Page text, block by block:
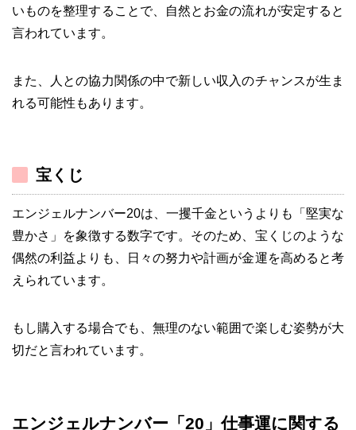
いものを整理することで、自然とお金の流れが安定すると
言われています。
また、人との協力関係の中で新しい収入のチャンスが生ま
れる可能性もあります。
宝くじ
エンジェルナンバー20は、一攫千金というよりも「堅実な
豊かさ」を象徴する数字です。そのため、宝くじのような
偶然の利益よりも、日々の努力や計画が金運を高めると考
えられています。
もし購入する場合でも、無理のない範囲で楽しむ姿勢が大
切だと言われています。
エンジェルナンバー「20」仕事運に関する